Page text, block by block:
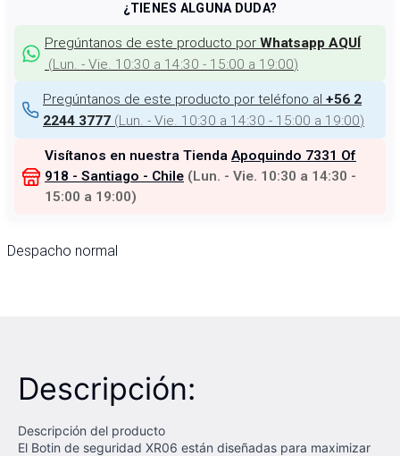
¿TIENES ALGUNA DUDA?
Pregúntanos de este producto por Whatsapp AQUÍ
(Lun. - Vie. 10:30 a 14:30 - 15:00 a 19:00)
Pregúntanos de este producto por teléfono al +56 2
2244 3777 (Lun. - Vie. 10:30 a 14:30 - 15:00 a 19:00)
Visítanos en nuestra Tienda Apoquindo 7331 Of
918 - Santiago - Chile (Lun. - Vie. 10:30 a 14:30 -
15:00 a 19:00)
Despacho normal
Descripción:
Descripción del producto
El Botin de seguridad XR06 están diseñadas para maximizar